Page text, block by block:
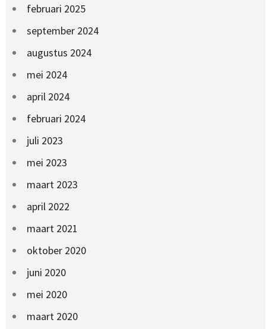
februari 2025
september 2024
augustus 2024
mei 2024
april 2024
februari 2024
juli 2023
mei 2023
maart 2023
april 2022
maart 2021
oktober 2020
juni 2020
mei 2020
maart 2020